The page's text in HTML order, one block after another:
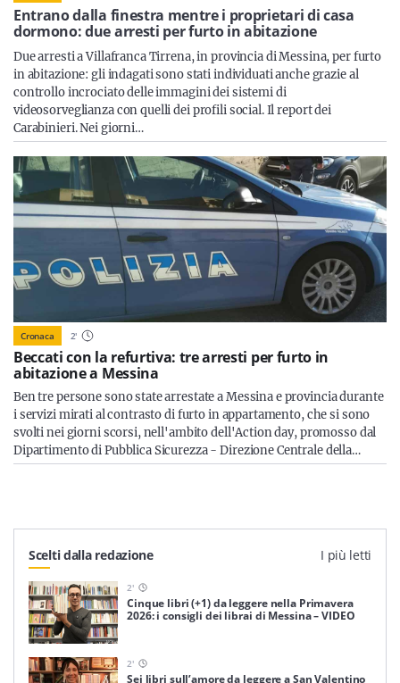
Servizi
Resta sempre aggiornato con le ultime news, iscriviti alla
nostra newsletter
Entrano dalla finestra mentre i proprietari di casa
dormono: due arresti per furto in abitazione
Due arresti a Villafranca Tirrena, in provincia di Messina, per furto
in abitazione: gli indagati sono stati individuati anche grazie al
controllo incrociato delle immagini dei sistemi di
videosorveglianza con quelli dei profili social. Il report dei
Carabinieri. Nei giorni…
Cronaca 2'
Beccati con la refurtiva: tre arresti per furto in
abitazione a Messina
Ben tre persone sono state arrestate a Messina e provincia durante
i servizi mirati al contrasto di furto in appartamento, che si sono
svolti nei giorni scorsi, nell'ambito dell'Action day, promosso dal
Dipartimento di Pubblica Sicurezza - Direzione Centrale della…
Scelti dalla redazione I più letti
2'
Cinque libri (+1) da leggere nella Primavera
2026: i consigli dei librai di Messina – VIDEO
2'
Sei libri sull’amore da leggere a San Valentino